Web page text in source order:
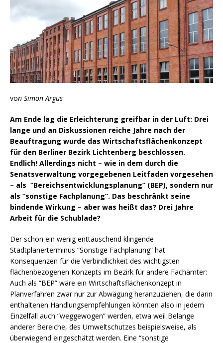
von Simon Argus
Am Ende lag die Erleichterung greifbar in der Luft: Drei
lange und an Diskussionen reiche Jahre nach der
Beauftragung wurde das Wirtschaftsflächenkonzept
für den Berliner Bezirk Lichtenberg beschlossen.
Endlich! Allerdings nicht – wie in dem durch die
Senatsverwaltung vorgegebenen Leitfaden vorgesehen
– als “Bereichsentwicklungsplanung” (BEP), sondern nur
als “sonstige Fachplanung”. Das beschränkt seine
bindende Wirkung – aber was heißt das? Drei Jahre
Arbeit für die Schublade?
Der schon ein wenig enttäuschend klingende
Stadtplanerterminus “Sonstige Fachplanung” hat
Konsequenzen für die Verbindlichkeit des wichtigsten
flächenbezogenen Konzepts im Bezirk für andere Fachämter:
Auch als “BEP” wäre ein Wirtschaftsflächenkonzept in
Planverfahren zwar nur zur Abwägung heranzuziehen, die darin
enthaltenen Handlungsempfehlungen könnten also in jedem
Einzelfall auch “weggewogen” werden, etwa weil Belange
anderer Bereiche, des Umweltschutzes beispielsweise, als
überwiegend eingeschätzt werden. Eine “sonstige